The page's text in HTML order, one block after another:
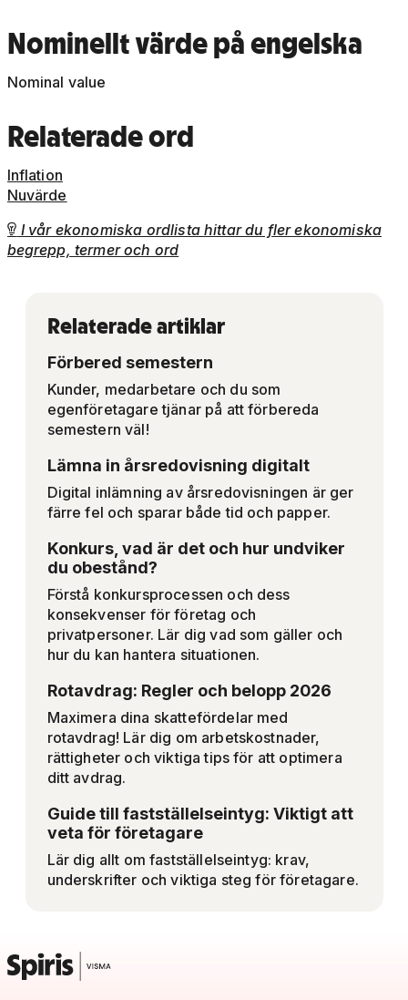
Nominellt värde på engelska
Nominal value
Relaterade ord
Inflation
Nuvärde
 I vår ekonomiska ordlista hittar du fler ekonomiska
begrepp, termer och ord
Relaterade artiklar
Förbered semestern
Kunder, medarbetare och du som
egenföretagare tjänar på att förbereda
semestern väl!
Lämna in årsredovisning digitalt
Digital inlämning av årsredovisningen är ger
färre fel och sparar både tid och papper.
Konkurs, vad är det och hur undviker
du obestånd?
Förstå konkursprocessen och dess
konsekvenser för företag och
privatpersoner. Lär dig vad som gäller och
hur du kan hantera situationen.
Rotavdrag: Regler och belopp 2026
Maximera dina skattefördelar med
rotavdrag! Lär dig om arbetskostnader,
rättigheter och viktiga tips för att optimera
ditt avdrag.
Guide till fastställelseintyg: Viktigt att
veta för företagare
Lär dig allt om fastställelseintyg: krav,
underskrifter och viktiga steg för företagare.